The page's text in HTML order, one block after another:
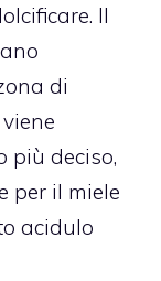
Il
di
più deciso,
per il miele
acidulo